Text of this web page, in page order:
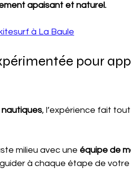
apaisant et naturel.
à La Baule
pour
, l’expérience fait
milieu avec une équipe de
à chaque étape de